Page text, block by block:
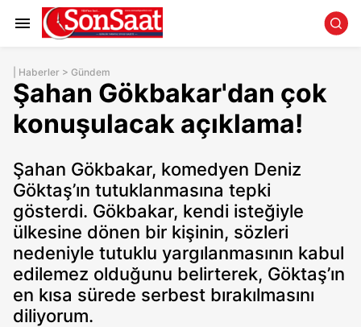
Haberler > Gündem
Şahan Gökbakar'dan çok
konuşulacak açıklama!
Şahan Gökbakar, komedyen Deniz
Göktaş’ın tutuklanmasına tepki
gösterdi. Gökbakar, kendi isteğiyle
ülkesine dönen bir kişinin, sözleri
nedeniyle tutuklu yargılanmasının kabul
edilemez olduğunu belirterek, Göktaş’ın
en kısa sürede serbest bırakılmasını
diliyorum.